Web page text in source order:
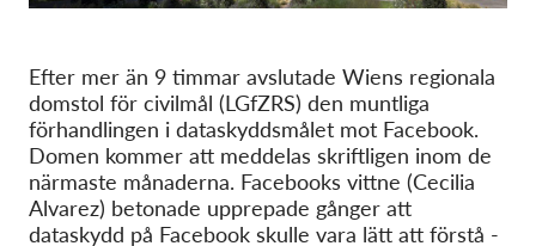
Annual Reports
FAQs
Jobs
Collective Redress
OnionShare
Efter mer än 9 timmar avslutade Wiens regionala
domstol för civilmål (LGfZRS) den muntliga
förhandlingen i dataskyddsmålet mot Facebook.
Domen kommer att meddelas skriftligen inom de
närmaste månaderna. Facebooks vittne (Cecilia
Alvarez) betonade upprepade gånger att
dataskydd på Facebook skulle vara lätt att förstå -